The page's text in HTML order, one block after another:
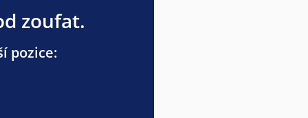
zoufat.
pozice: